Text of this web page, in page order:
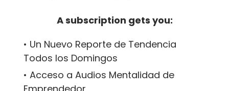
A subscription gets you:
• Un Nuevo Reporte de Tendencia
Todos los Domingos
• Acceso a Audios Mentalidad de